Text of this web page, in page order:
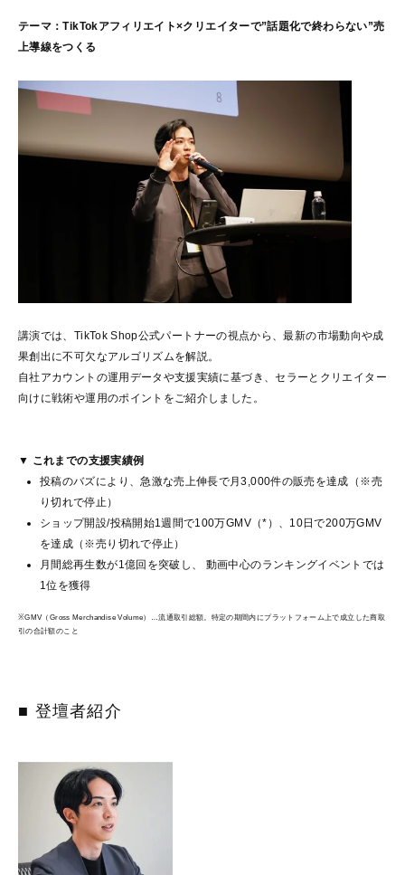
テーマ：TikTokアフィリエイト×クリエイターで”話題化で終わらない”売
上導線をつくる
講演では、TikTok Shop公式パートナーの視点から、最新の市場動向や成
果創出に不可欠なアルゴリズムを解説。
自社アカウントの運用データや支援実績に基づき、セラーとクリエイター
向けに戦術や運用のポイントをご紹介しました。
▼ これまでの支援実績例
投稿のバズにより、急激な売上伸長で月3,000件の販売を達成（※売
り切れで停止）
ショップ開設/投稿開始1週間で100万GMV（*）、10日で200万GMV
を達成（※売り切れで停止）
月間総再生数が1億回を突破し、 動画中心のランキングイベントでは
1位を獲得
※GMV（Gross Merchandise Volume）…流通取引総額。特定の期間内にプラットフォーム上で成立した商取
引の合計額のこと
■ 登壇者紹介